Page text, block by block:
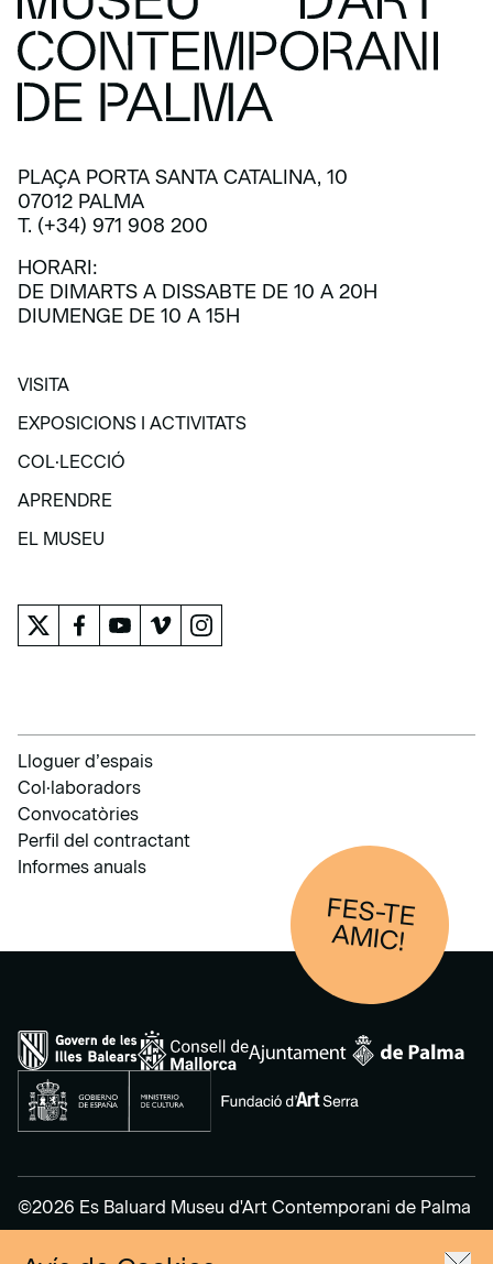
PLAÇA PORTA SANTA CATALINA, 10
07012 PALMA
T. (+34) 971 908 200
HORARI:
DE DIMARTS A DISSABTE DE 10 A 20H
DIUMENGE DE 10 A 15H
VISITA
VISITA
EXPOSICIONS I ACTIVITATS
EXPOSICIONS I ACTIVITATS
COL·LECCIÓ
COL·LECCIÓ
APRENDRE
APRENDRE
EL MUSEU
Lloguer d’espais
Col·laboradors
Convocatòries
Perfil del contractant
Informes anuals
FES-TE
AM
IC!
©2026 Es Baluard Museu d'Art Contemporani de Palma